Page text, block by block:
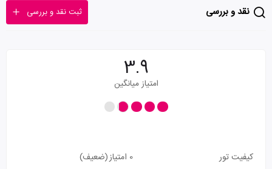
نقد و بررسی ثبت نقد و بررسی
3.9
امتیاز میانگین
کیفیت تور 0 امتیاز
(ضعیف)